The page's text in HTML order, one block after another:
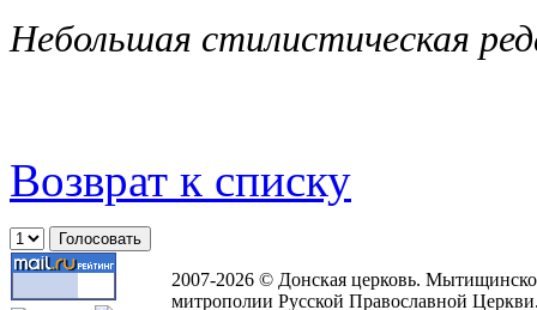
Небольшая стилистическая
Возврат к списку
2007-2026 © Донская церковь.
митрополии Русской Православной